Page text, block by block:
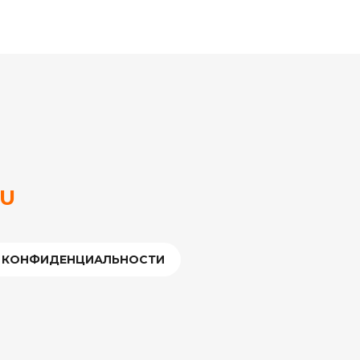
КОНФИДЕНЦИАЛЬНОСТИ